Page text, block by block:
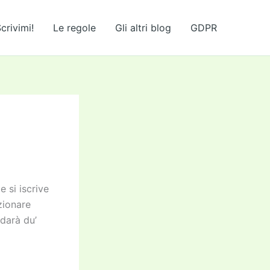
Le regole Gli altri blog GDPR
si iscrive
du’